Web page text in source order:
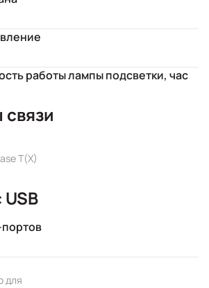
работы лампы подсветки, час
T(X)
портов
для